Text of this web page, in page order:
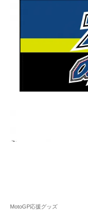
MotoGP応援グッズ